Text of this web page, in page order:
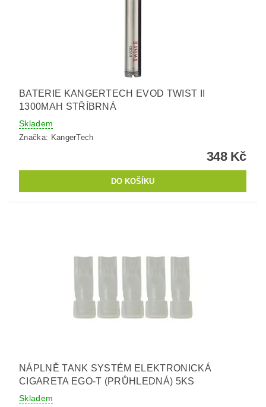
BATERIE KANGERTECH EVOD TWIST II
1300MAH STŘÍBRNÁ
Skladem
Značka: KangerTech
348 Kč
NÁPLNĚ TANK SYSTÉM ELEKTRONICKÁ
CIGARETA EGO-T (PRŮHLEDNÁ) 5KS
Skladem